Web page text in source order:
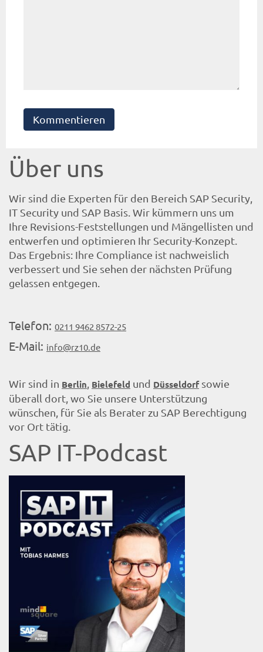
Kommentieren
Über uns
Wir sind die Experten für den Bereich SAP Security,
IT Security und SAP Basis. Wir kümmern uns um
Ihre Revisions-Feststellungen und Mängellisten und
entwerfen und optimieren Ihr Security-Konzept.
Das Ergebnis: Ihre Compliance ist nachweislich
verbessert und Sie sehen der nächsten Prüfung
gelassen entgegen.
Telefon: 0211 9462 8572-25
E-Mail: info@rz10.de
Wir sind in Berlin, Bielefeld und Düsseldorfsowie
überall dort, wo Sie unsere Unterstützung
wünschen, für Sie als Berater zu SAP Berechtigung
vor Ort tätig.
SAP IT-Podcast